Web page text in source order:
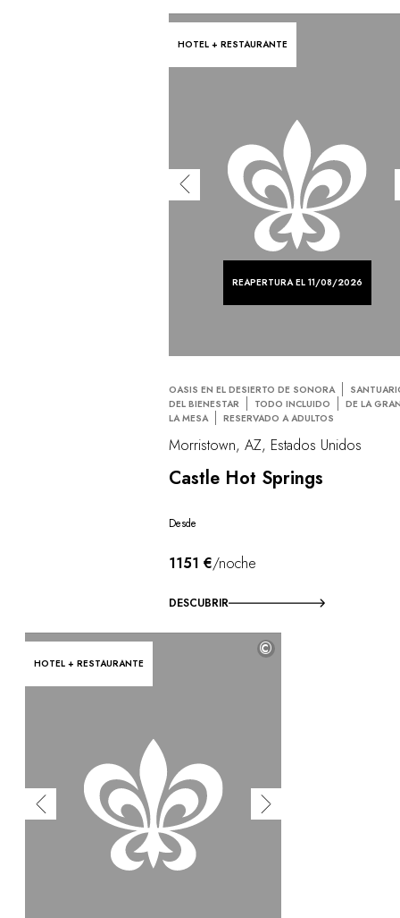
REAPERTURA EL 11/08/2026
HOTEL + RESTAURANTE
OASIS EN EL DESIERTO DE SONORA
DEL BIENESTAR
TODO INCLUIDO
DE LA
LA MESA
RESERVADO A ADULTOS
Morristown, AZ, Estados Unidos
Castle Hot Springs
Desde
1151 €/noche
DESCUBRIR
HOTEL + RESTAURANTE
©